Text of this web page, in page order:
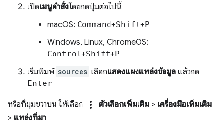
เปิดเมนูคำสั่งโดยกดปุ่มต่อไปนี้
macOS: Command+Shift+P
Windows, Linux, ChromeOS:
Control+Shift+P
เริ่มพิมพ์ sources เลือกแสดงแผงแหล่งข้อมูล แล้วกด
Enter
หรือที่มุมขวาบน ให้เลือก more_vert ตัวเลือกเพิ่มเติม > เครื่องมือเพิ่มเติม
> แหล่งที่มา